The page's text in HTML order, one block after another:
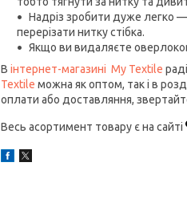
Надріз зробити дуже легко —
перерізати нитку стібка.
Якщо ви видаляєте
В інтернет-магазині My Textile
Textile можна як оптом, так і в
оплати або доставляння,
Весь асортимент товару є на сайті